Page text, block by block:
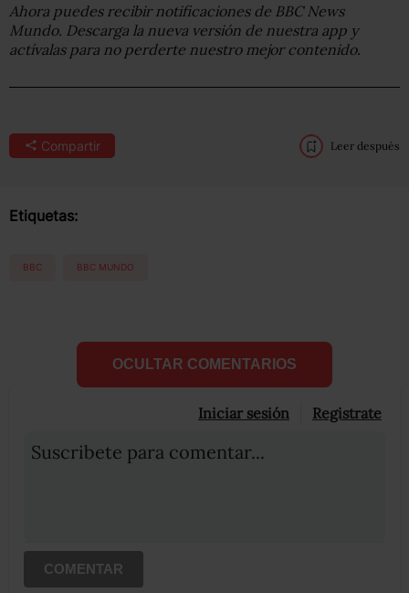
Ahora puedes recibir notificaciones de BBC News
Mundo. Descarga la nueva versión de nuestra app y
actívalas para no perderte nuestro mejor contenido.
Compartir Leer después
Etiquetas:
BBC BBC MUNDO
OCULTAR COMENTARIOS
Iniciar sesión Registrate
Suscribete para comentar...
COMENTAR